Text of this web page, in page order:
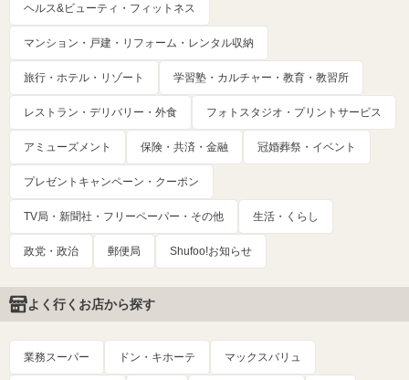
ヘルス&ビューティ・フィットネス
マンション・戸建・リフォーム・レンタル収納
旅行・ホテル・リゾート 学習塾・カルチャー・教育・教習所
レストラン・デリバリー・外食 フォトスタジオ・プリントサービス
アミューズメント 保険・共済・金融 冠婚葬祭・イベント
プレゼントキャンペーン・クーポン
TV局・新聞社・フリーペーパー・その他 生活・くらし
政党・政治 郵便局 Shufoo!お知らせ
よく行くお店から探す
業務スーパー ドン・キホーテ マックスバリュ